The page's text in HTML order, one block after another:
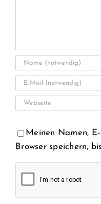
Meinen Namen,
Browser speichern,